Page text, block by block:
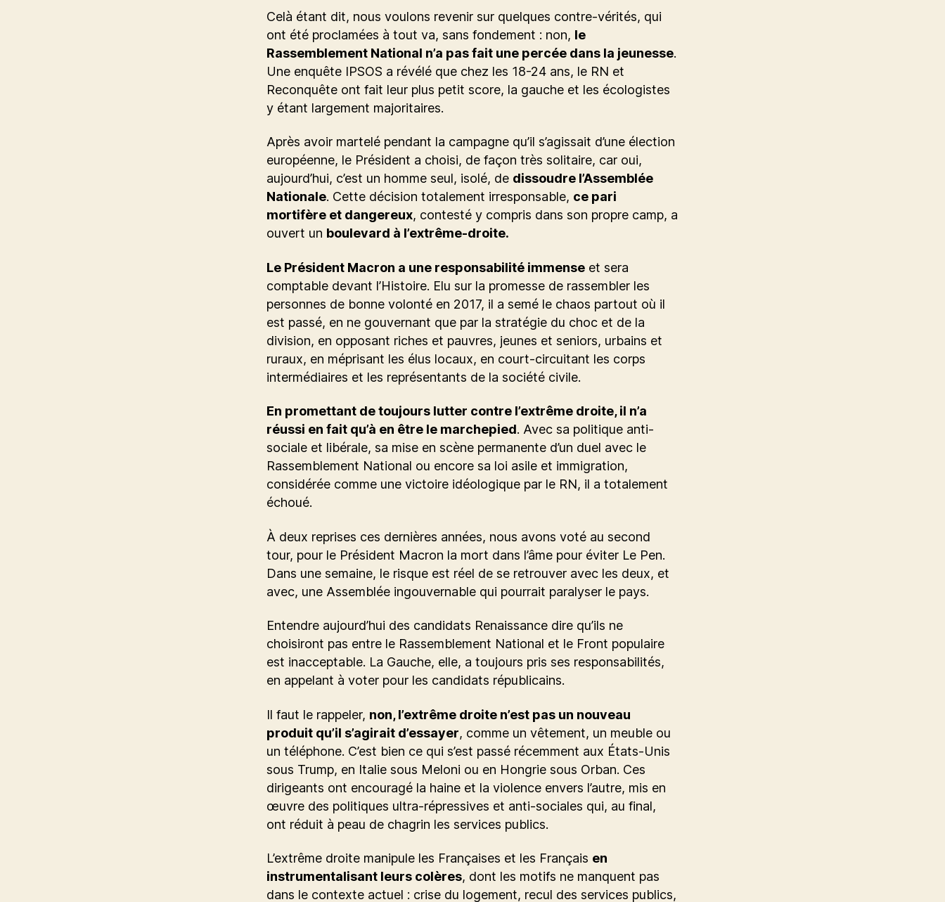
Celà étant dit, nous voulons revenir sur quelques contre-vérités, qui
ont été proclamées à tout va, sans fondement : non, le
Rassemblement National n’a pas fait une percée dans la jeunesse.
Une enquête IPSOS a révélé que chez les 18-24 ans, le RN et
Reconquête ont fait leur plus petit score, la gauche et les écologistes
y étant largement majoritaires.
Après avoir martelé pendant la campagne qu’il s’agissait d’une élection
européenne, le Président a choisi, de façon très solitaire, car oui,
aujourd’hui, c’est un homme seul, isolé, de dissoudre l’Assemblée
Nationale. Cette décision totalement irresponsable, ce pari
mortifère et dangereux, contesté y compris dans son propre camp, a
ouvert un boulevard à l’extrême-droite.
Le Président Macron a une responsabilité immenseet sera
comptable devant l’Histoire. Elu sur la promesse de rassembler les
personnes de bonne volonté en 2017, il a semé le chaos partout où il
est passé, en ne gouvernant que par la stratégie du choc et de la
division, en opposant riches et pauvres, jeunes et seniors, urbains et
ruraux, en méprisant les élus locaux, en court-circuitant les corps
intermédiaires et les représentants de la société civile.
En promettant de toujours lutter contre l’extrême droite, il n’a
réussi en fait qu’à en être le marchepied. Avec sa politique anti-
sociale et libérale, sa mise en scène permanente d’un duel avec le
Rassemblement National ou encore sa loi asile et immigration,
considérée comme une victoire idéologique par le RN, il a totalement
échoué.
À deux reprises ces dernières années, nous avons voté au second
tour, pour le Président Macron la mort dans l’âme pour éviter Le Pen.
Dans une semaine, le risque est réel de se retrouver avec les deux, et
avec, une Assemblée ingouvernable qui pourrait paralyser le pays.
Entendre aujourd’hui des candidats Renaissance dire qu’ils ne
choisiront pas entre le Rassemblement National et le Front populaire
est inacceptable. La Gauche, elle, a toujours pris ses responsabilités,
en appelant à voter pour les candidats républicains.
Il faut le rappeler, non, l’extrême droite n’est pas un nouveau
produit qu’il s’agirait d’essayer, comme un vêtement, un meuble ou
un téléphone. C’est bien ce qui s’est passé récemment aux États-Unis
sous Trump, en Italie sous Meloni ou en Hongrie sous Orban. Ces
dirigeants ont encouragé la haine et la violence envers l’autre, mis en
œuvre des politiques ultra-répressives et anti-sociales qui, au final,
ont réduit à peau de chagrin les services publics.
L’extrême droite manipule les Françaises et les Français en
instrumentalisant leurs colères, dont les motifs ne manquent pas
dans le contexte actuel : crise du logement, recul des services publics,